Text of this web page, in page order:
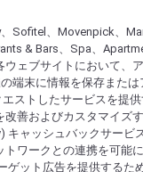
Sofitel、Movenpick、
& Bars、Spa、
ウェブサイトにおいて、
端末に情報を保存または
ストしたサービスを提供
善およびカスタマイズ
キャッシュバックサービ
ワークとの連携を可能
ゲット広告を提供するた